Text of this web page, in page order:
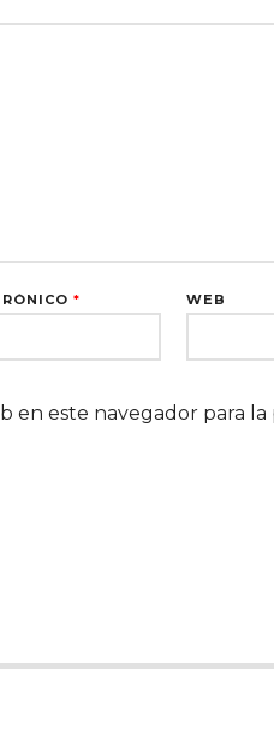
* WEB
en este navegador para la